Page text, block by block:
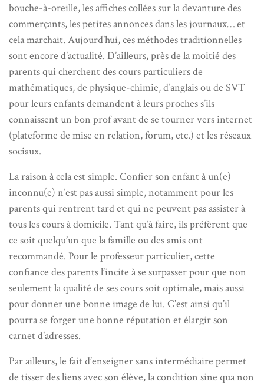
bouche-à-oreille, les affiches collées sur la devanture des
commerçants, les petites annonces dans les journaux… et
cela marchait. Aujourd’hui, ces méthodes traditionnelles
sont encore d’actualité. D’ailleurs, près de la moitié des
parents qui cherchent des cours particuliers de
mathématiques, de physique-chimie, d’anglais ou de SVT
pour leurs enfants demandent à leurs proches s’ils
connaissent un bon prof avant de se tourner vers internet
(plateforme de mise en relation, forum, etc.) et les réseaux
sociaux.
La raison à cela est simple. Confier son enfant à un(e)
inconnu(e) n’est pas aussi simple, notamment pour les
parents qui rentrent tard et qui ne peuvent pas assister à
tous les cours à domicile. Tant qu’à faire, ils préfèrent que
ce soit quelqu’un que la famille ou des amis ont
recommandé. Pour le professeur particulier, cette
confiance des parents l’incite à se surpasser pour que non
seulement la qualité de ses cours soit optimale, mais aussi
pour donner une bonne image de lui. C’est ainsi qu’il
pourra se forger une bonne réputation et élargir son
carnet d’adresses.
Par ailleurs, le fait d’enseigner sans intermédiaire permet
de tisser des liens avec son élève, la condition sine qua non